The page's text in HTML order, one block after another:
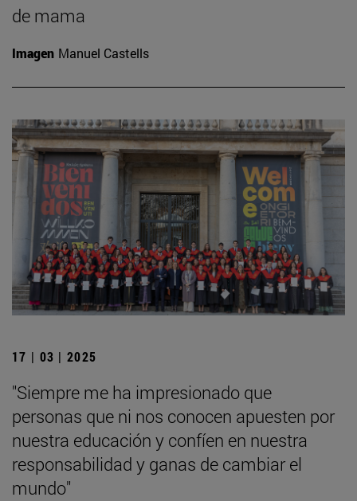
de mama
Imagen Manuel Castells
17 | 03 | 2025
"Siempre me ha impresionado que
personas que ni nos conocen apuesten por
nuestra educación y confíen en nuestra
responsabilidad y ganas de cambiar el
mundo"